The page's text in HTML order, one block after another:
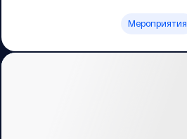
Мероприятия